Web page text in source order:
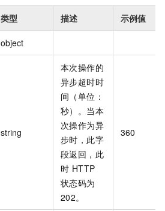
类型 描述 示例值
object
string
本次操作的
异步超时时
间（单位：
秒）。当本
次操作为异
步时，此字
段返回，此
时 HTTP
状态码为
202。
360